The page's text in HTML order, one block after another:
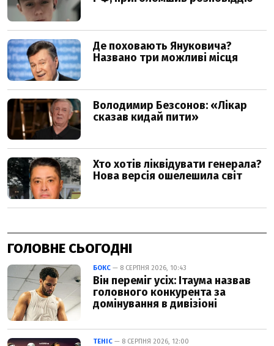
ГОЛОВНЕ СЬОГОДНІ
БОКС — 8 СЕРПНЯ 2026, 10:43
Він переміг усіх: Ітаума назвав
головного конкурента за
домінування в дивізіоні
ТЕНІС — 8 СЕРПНЯ 2026, 12:00